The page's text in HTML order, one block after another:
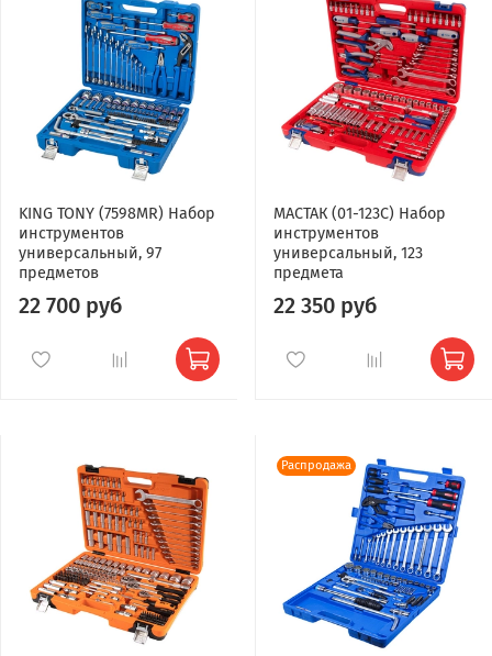
KING TONY (7598MR) Набор
инструментов
универсальный, 97
предметов
22 700 руб
МАСТАК (01-123C) Набор
инструментов
универсальный, 123
предмета
22 350 руб
Распродажа